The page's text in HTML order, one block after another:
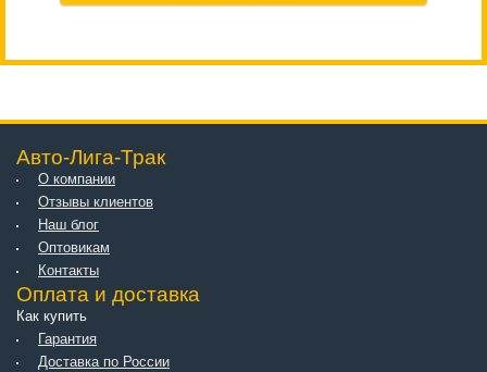
Авто-Лига-Трак
О компании
Отзывы клиентов
Наш блог
Оптовикам
Контакты
Оплата и доставка
Как купить
Гарантия
Доставка по России